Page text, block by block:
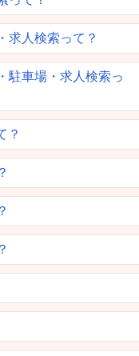
求人検索って？
駐車場・求人検索っ
？